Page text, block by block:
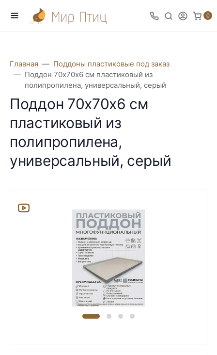
0
Главная
Поддоны пластиковые под заказ
Поддон 70х70х6 см пластиковый из
полипропилена, универсальный, серый
Поддон 70х70х6 см
пластиковый из
полипропилена,
универсальный, серый